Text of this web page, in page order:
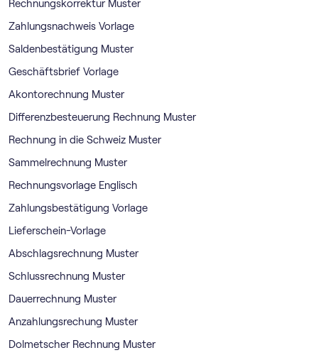
Rechnungskorrektur Muster
Zahlungsnachweis Vorlage
Saldenbestätigung Muster
Geschäftsbrief Vorlage
Akontorechnung Muster
Differenzbesteuerung Rechnung Muster
Rechnung in die Schweiz Muster
Sammelrechnung Muster
Rechnungsvorlage Englisch
Zahlungsbestätigung Vorlage
Lieferschein-Vorlage
Abschlagsrechnung Muster
Schlussrechnung Muster
Dauerrechnung Muster
Anzahlungsrechung Muster
Dolmetscher Rechnung Muster